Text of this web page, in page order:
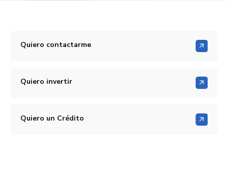
Quiero contactarme
Quiero invertir
Quiero un Crédito